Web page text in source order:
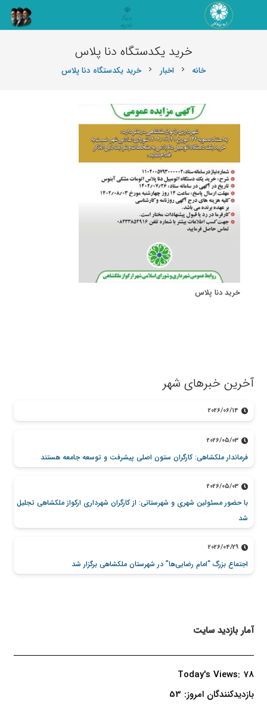
خرید یکدستگاه دنا پلاس
خانه chevron_right اخبار chevron_right خرید یکدستگاه دنا پلاس
خرید دنا پلاس
آخرین خبرهای شهر
2026/06/14
2026/05/03
فرماندار ملکشاهی: کارگران ستون اصلی پیشرفت و توسعه جامعه هستند
2026/05/03
با حضور مسئولین شهری و شهرستانی: از کارگران شهرداری ارکواز ملکشاهی تجلیل
شد
2026/04/29
اجتماع بزرگ “امام رضایی‌ها” در شهرستان ملکشاهی برگزار شد
آمار بازدید سایت
Today's Views: 78
بازدیدکنندگان امروز: 53